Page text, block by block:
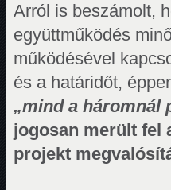
Arról is beszámolt,
együttműködés
működésével
és a határidőt,
„mind a háromnál
jogosan merült fel
projekt